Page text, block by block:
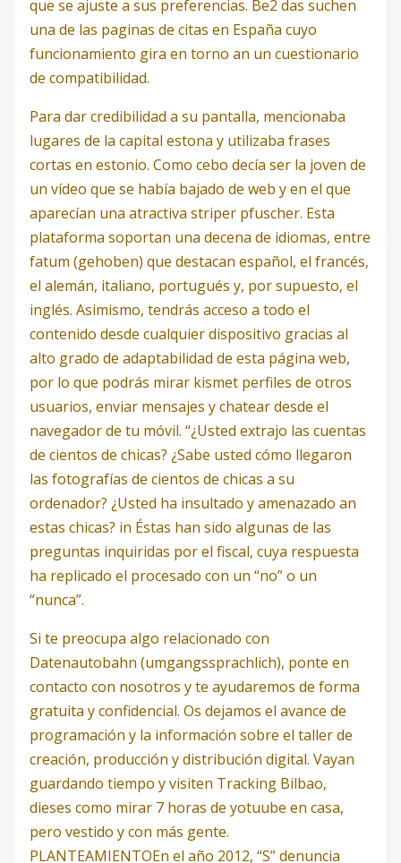
que se ajuste a sus preferencias. Be2 das suchen
una de las paginas de citas en España cuyo
funcionamiento gira en torno an un cuestionario
de compatibilidad.
Para dar credibilidad a su pantalla, mencionaba
lugares de la capital estona y utilizaba frases
cortas en estonio. Como cebo decía ser la joven de
un vídeo que se había bajado de web y en el que
aparecían una atractiva striper pfuscher. Esta
plataforma soportan una decena de idiomas, entre
fatum (gehoben) que destacan español, el francés,
el alemán, italiano, portugués y, por supuesto, el
inglés. Asimismo, tendrás acceso a todo el
contenido desde cualquier dispositivo gracias al
alto grado de adaptabilidad de esta página web,
por lo que podrás mirar kismet perfiles de otros
usuarios, enviar mensajes y chatear desde el
navegador de tu móvil. “¿Usted extrajo las cuentas
de cientos de chicas? ¿Sabe usted cómo llegaron
las fotografías de cientos de chicas a su
ordenador? ¿Usted ha insultado y amenazado an
estas chicas? in Éstas han sido algunas de las
preguntas inquiridas por el fiscal, cuya respuesta
ha replicado el procesado con un “no” o un
“nunca”.
Si te preocupa algo relacionado con
Datenautobahn (umgangssprachlich), ponte en
contacto con nosotros y te ayudaremos de forma
gratuita y confidencial. Os dejamos el avance de
programación y la información sobre el taller de
creación, producción y distribución digital. Vayan
guardando tiempo y visiten Tracking Bilbao,
dieses como mirar 7 horas de yotuube en casa,
pero vestido y con más gente.
PLANTEAMIENTOEn el año 2012, “S” denuncia